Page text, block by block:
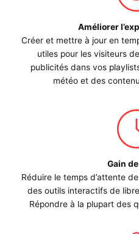
Améliorer
Créer et mettre à jour en
utiles pour les visiteurs
publicités dans vos
météo et des
Gain
Réduire le temps d’attente
des outils interactifs de
Répondre à la plupart des